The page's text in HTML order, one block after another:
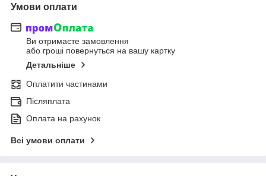
Умови оплати
Ви отримаєте замовлення
або гроші повернуться на вашу картку
Детальніше
Оплатити частинами
Післяплата
Оплата на рахунок
Всі умови оплати